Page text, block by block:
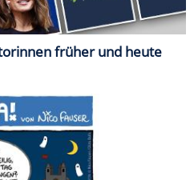
früher und heute